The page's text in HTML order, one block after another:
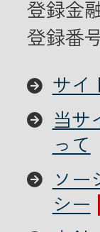
登録金
登録番
サイ
当サ
って
ソー
シー